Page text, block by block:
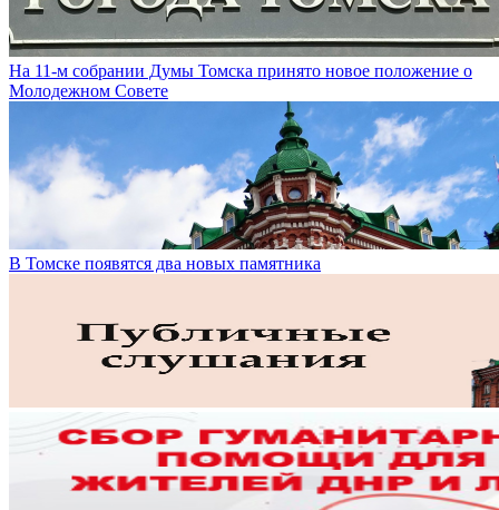
На 11-м собрании Думы Томска принято новое положение о
Молодежном Совете
В Томске появятся два новых памятника